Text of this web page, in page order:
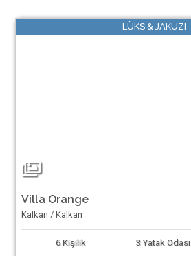
LÜKS & JAKUZI
Villa Orange
Kalkan / Kalkan
6 Kişilik 3 Yatak Odası